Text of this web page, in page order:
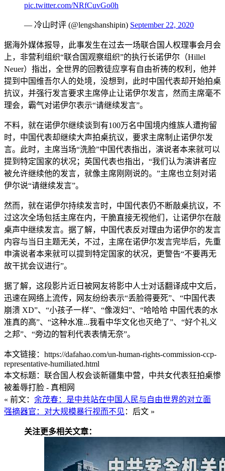
pic.twitter.com/NRfCuvGo0h
— 冷山时评 (@lengshanshipin) September 22, 2020
据海外媒体报导，此事发生在过去一场联合国人权理事会月会
上，非营利组织“联合国观察组织”的执行长诺伊尔（Hillel
Neuer）指出，全世界的回教徒应享有自由祈祷的权利，他并
提到中国维吾尔人的处境，没想到，此时中国代表却开始拍桌
抗议，并强行发言要求主席停止让诺伊尔发言，然而主席毫不
理会，霸气对诺伊尔表示“请继续发言”。
不料，就在诺伊尔继续谈到有100万名中国境内维族人遭拘留
时，中国代表却继续大声拍桌抗议，要求主席制止诺伊尔发
言。此时，主席当场“洗脸”中国代表指出，演说者本来就可以
提到特定国家的状况；英国代表也指出，“我们认为演讲者应
被允许继续他的发言，就像主席刚刚说的。”主席也立刻对诺
伊尔说“请继续发言”。
然而，就在诺伊尔持续发言时，中国代表仍不断敲桌抗议，不
过这次全场包括主席在内，干脆直接无视他们，让诺伊尔在敲
桌声中继续发言。据了解，中国代表反对理由为诺伊尔的发言
内容与当日主题无关，不过，主席在诺伊尔发言完毕后，先重
申演说者本来就可以提到特定国家的状况，更警告“不要再无
故干扰会议进行”。
据了解，这段影片近日被网友将影中人士对话翻译成中文后，
迅速在网络上流传，网友纷纷表示“丢脸得要死”、“中国代表
崩溃 XD”、“小孩子一样”、“像泼妇”、“哈哈哈 中国代表的水
准真的高”、“这种水准...我看中华文化也灭绝了”、“好个礼义
之邦”、“旁边的智利代表表情无奈”。
本文链接：https://dafahao.com/un-human-rights-commission-ccp-
representative-humiliated.html
本文标题：联合国人权会谈新疆集中营，中共女代表狂拍桌惨
被羞辱打脸 - 真相网
« 前文： 余茂春：是中共站在中国人民与自由世界的对立面
强摘器官：对大规模暴行视而不见 ：后文 »
关注更多相关文章：